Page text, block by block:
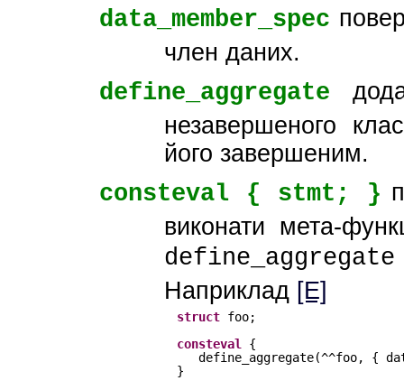
data_member_spec
член даних.
define_aggregate
незавершеного
його завершеним.
consteval { stmt; }
виконати мета-
define_aggregate
Наприклад [E]
struct foo;
consteval {
define_aggregate(^^foo, {
}